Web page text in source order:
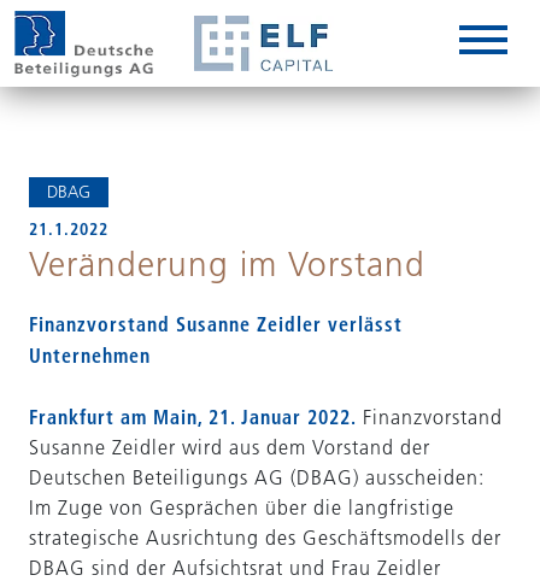
DBAG
21.1.2022
Veränderung im Vorstand
Finanzvorstand Susanne Zeidler verlässt
Unternehmen
Frankfurt am Main, 21. Januar 2022. Finanzvorstand
Susanne Zeidler wird aus dem Vorstand der
Deutschen Beteiligungs AG (DBAG) ausscheiden:
Im Zuge von Gesprächen über die langfristige
strategische Ausrichtung des Geschäftsmodells der
DBAG sind der Aufsichtsrat und Frau Zeidler